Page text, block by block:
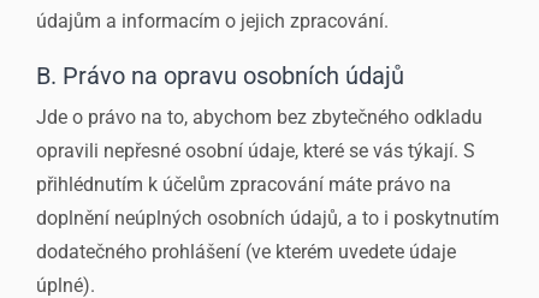
údajům a informacím o jejich zpracování.
B. Právo na opravu osobních údajů
Jde o právo na to, abychom bez zbytečného odkladu
opravili nepřesné osobní údaje, které se vás týkají. S
přihlédnutím k účelům zpracování máte právo na
doplnění neúplných osobních údajů, a to i poskytnutím
dodatečného prohlášení (ve kterém uvedete údaje
úplné).